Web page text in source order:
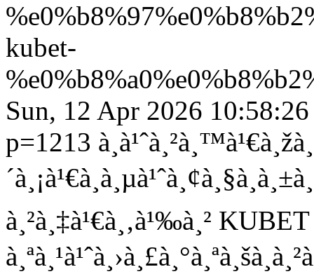
kubet-
Sun, 12 Apr 2026
p=1213
à¸²à¸‡à¹€à¸‚à¹‰à¸²